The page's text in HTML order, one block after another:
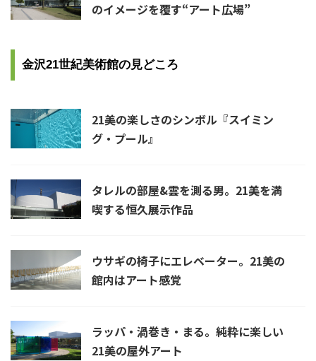
のイメージを覆す“アート広場”
金沢21世紀美術館の見どころ
21美の楽しさのシンボル『スイミン
グ・プール』
タレルの部屋&雲を測る男。21美を満
喫する恒久展示作品
ウサギの椅子にエレベーター。21美の
館内はアート感覚
ラッパ・渦巻き・まる。純粋に楽しい
21美の屋外アート